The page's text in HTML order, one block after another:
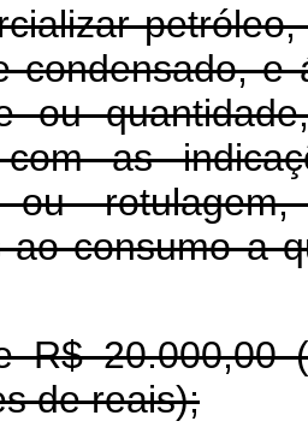
condensado, e
ou
com as
ou
ao consumo a
R$ 20.000,00
de reais);